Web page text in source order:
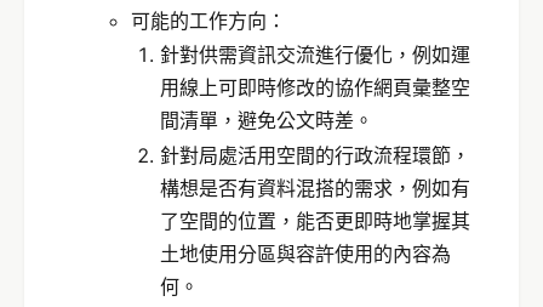
可能的工作方向：
針對供需資訊交流進行優化，例如運
用線上可即時修改的協作網頁彙整空
間清單，避免公文時差。
針對局處活用空間的行政流程環節，
構想是否有資料混搭的需求，例如有
了空間的位置，能否更即時地掌握其
土地使用分區與容許使用的內容為
何。